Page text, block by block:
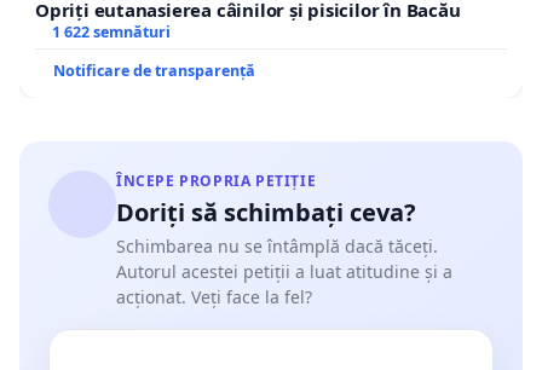
Opriți eutanasierea câinilor și pisicilor în Bacău
1 622 semnături
Notificare de transparență
ÎNCEPE PROPRIA PETIȚIE
Doriți să schimbați ceva?
Schimbarea nu se întâmplă dacă tăceți.
Autorul acestei petiții a luat atitudine și a
acționat. Veți face la fel?